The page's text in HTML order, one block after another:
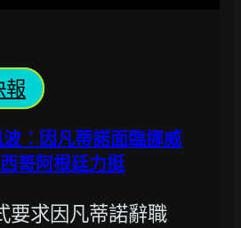
報
：因凡蒂諾面臨挪威
哥阿根廷力挺
要求因凡蒂諾辭職